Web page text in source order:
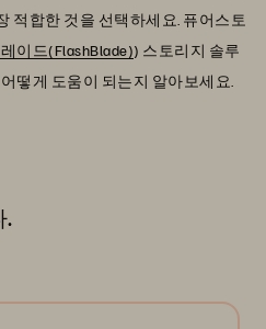
적합한 것을 선택하세요. 퓨어스토
이드(FlashBlade)) 스토리지 솔루
떻게 도움이 되는지 알아보세요.
.